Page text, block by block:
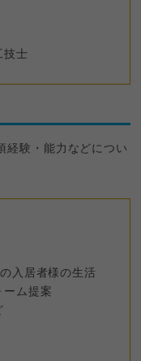
技士
経験・能力などについ
入居者様の生活
ーム提案